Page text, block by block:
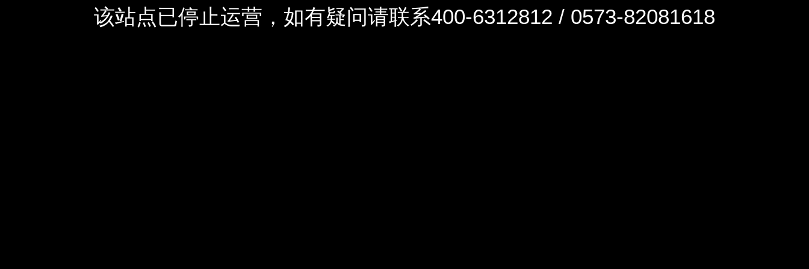
该站点已停止运营，如有疑问请联系400-6312812 / 0573-82081618